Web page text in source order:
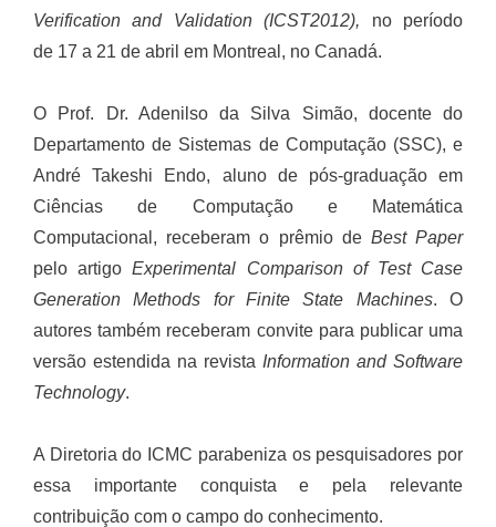
Verification and Validation (ICST2012), no período
de 17 a 21 de abril em Montreal, no Canadá.
O Prof. Dr. Adenilso da Silva Simão, docente do
Departamento de Sistemas de Computação (SSC), e
André Takeshi Endo, aluno de pós-graduação em
Ciências de Computação e Matemática
Computacional, receberam o prêmio deBest Paper
pelo artigoExperimental Comparison of Test Case
Generation Methods for Finite State Machines. O
autores também receberam convite para publicar uma
versão estendida na revista Information and Software
Technology.
A Diretoria do ICMC parabeniza os pesquisadores por
essa importante conquista e pela relevante
contribuição com o campo do conhecimento.